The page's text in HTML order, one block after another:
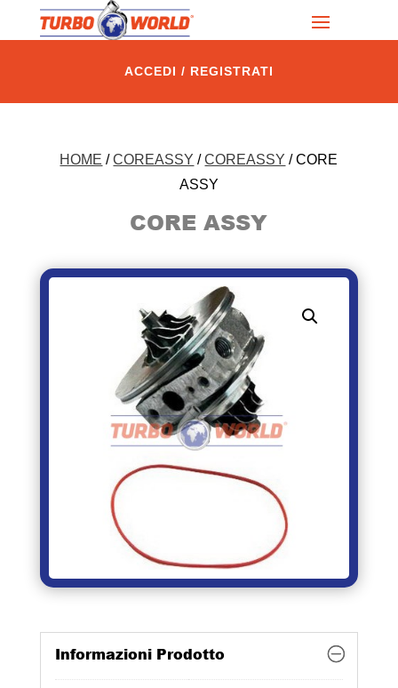
ACCEDI / REGISTRATI
HOME /COREASSY /COREASSY / CORE
ASSY
CORE ASSY
Informazioni Prodotto